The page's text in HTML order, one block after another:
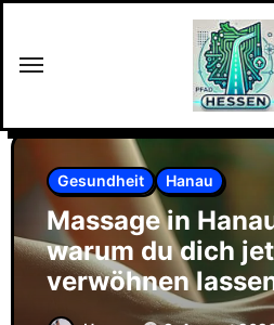
springen
Gesundheit Hanau
Massage in
warum du dich
verwöhnen